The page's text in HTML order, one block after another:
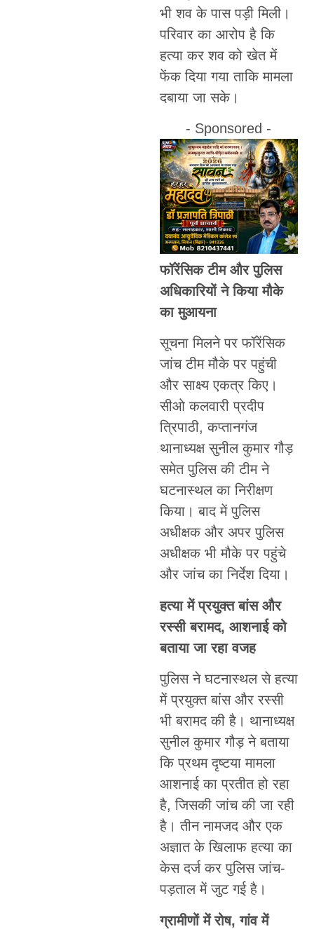
भी शव के पास पड़ी मिली।
परिवार का आरोप है कि
हत्या कर शव को खेत में
फेंक दिया गया ताकि मामला
दबाया जा सके।
- Sponsored -
फॉरेंसिक टीम और पुलिस
अधिकारियों ने किया मौके
का मुआयना
सूचना मिलने पर फॉरेंसिक
जांच टीम मौके पर पहुंची
और साक्ष्य एकत्र किए।
सीओ कलवारी प्रदीप
त्रिपाठी, कप्तानगंज
थानाध्यक्ष सुनील कुमार गौड़
समेत पुलिस की टीम ने
घटनास्थल का निरीक्षण
किया। बाद में पुलिस
अधीक्षक और अपर पुलिस
अधीक्षक भी मौके पर पहुंचे
और जांच का निर्देश दिया।
हत्या में प्रयुक्त बांस और
रस्सी बरामद, आशनाई को
बताया जा रहा वजह
पुलिस ने घटनास्थल से हत्या
में प्रयुक्त बांस और रस्सी
भी बरामद की है। थानाध्यक्ष
सुनील कुमार गौड़ ने बताया
कि प्रथम दृष्टया मामला
आशनाई का प्रतीत हो रहा
है, जिसकी जांच की जा रही
है। तीन नामजद और एक
अज्ञात के खिलाफ हत्या का
केस दर्ज कर पुलिस जांच-
पड़ताल में जुट गई है।
ग्रामीणों में रोष, गांव में